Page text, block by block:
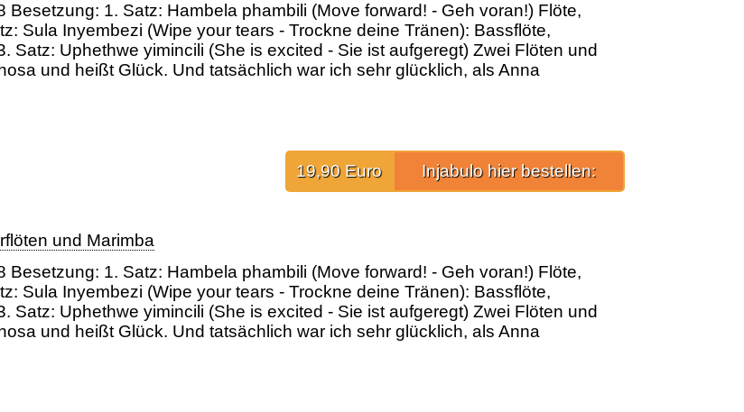
(Katharine Rawdon, António Carrilho, Raj Bhimani)
Besetzung: 1. Satz: Hambela phambili (Move forward! - Geh voran!) Flöte,
Sula Inyembezi (Wipe your tears - Trockne deine Tränen): Bassflöte,
Satz: Uphethwe yimincili (She is excited - Sie ist aufgeregt) Zwei Flöten und
und heißt Glück. Und tatsächlich war ich sehr glücklich, als Anna
voran!)(Trockne deine Tränen)
Injabulo hier bestellen:
19,90 Euro
und Marimba
Besetzung: 1. Satz: Hambela phambili (Move forward! - Geh voran!) Flöte,
Sula Inyembezi (Wipe your tears - Trockne deine Tränen): Bassflöte,
Satz: Uphethwe yimincili (She is excited - Sie ist aufgeregt) Zwei Flöten und
und heißt Glück. Und tatsächlich war ich sehr glücklich, als Anna